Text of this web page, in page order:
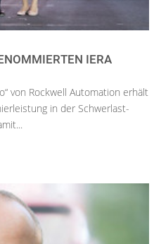
IERA
von Rockwell Automation erhält
in der Schwerlast-